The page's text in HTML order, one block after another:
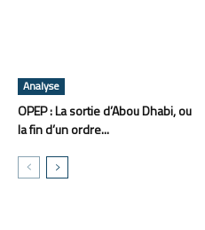
Analyse
OPEP : La sortie d’Abou Dhabi, ou
la fin d’un ordre...